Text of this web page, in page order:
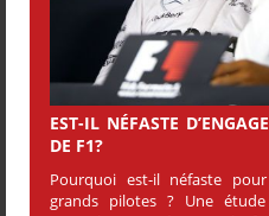
EST-IL NÉFASTE
DE F1?
Pourquoi est-il néfaste
grands pilotes ? Une